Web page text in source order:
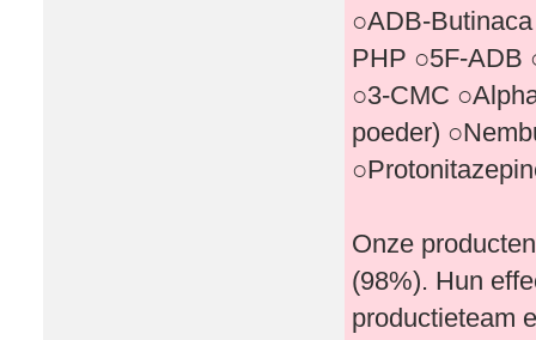
○ADB-
PHP ○5F-ADB
○3-CMC
poeder)
Onze
(98%). Hun
productieteam